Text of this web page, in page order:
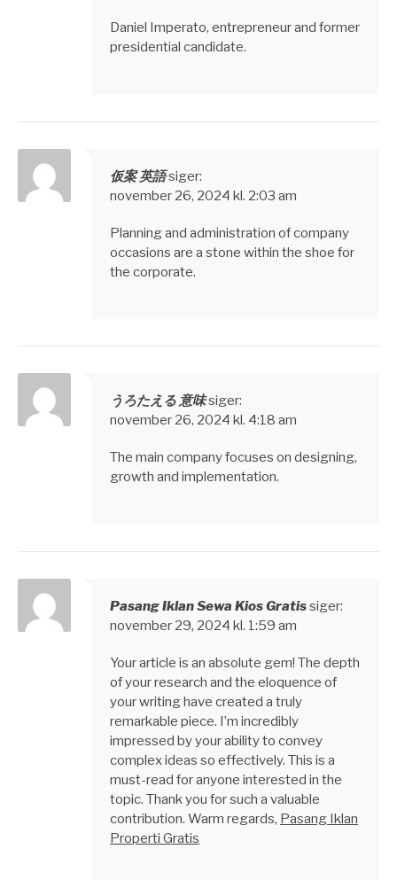
Daniel Imperato, entrepreneur and former
presidential candidate.
仮案 英語siger:
november 26, 2024 kl. 2:03 am
Planning and administration of company
occasions are a stone within the shoe for
the corporate.
うろたえる 意味siger:
november 26, 2024 kl. 4:18 am
The main company focuses on designing,
growth and implementation.
Pasang Iklan Sewa Kios Gratissiger:
november 29, 2024 kl. 1:59 am
Your article is an absolute gem! The depth
of your research and the eloquence of
your writing have created a truly
remarkable piece. I’m incredibly
impressed by your ability to convey
complex ideas so effectively. This is a
must-read for anyone interested in the
topic. Thank you for such a valuable
contribution. Warm regards, Pasang Iklan
Properti Gratis